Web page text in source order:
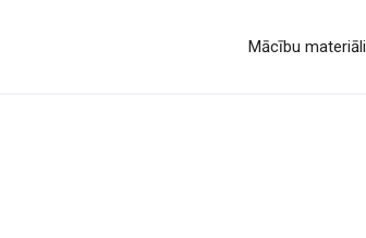
Mācību materiāli